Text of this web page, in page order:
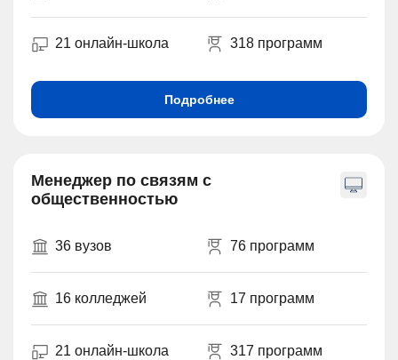
21 онлайн-школа 318 программ
Подробнее
Менеджер по связям с
общественностью
36 вузов 76 программ
16 колледжей 17 программ
21 онлайн-школа 317 программ